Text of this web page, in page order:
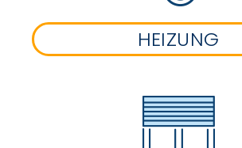
HEIZUNG